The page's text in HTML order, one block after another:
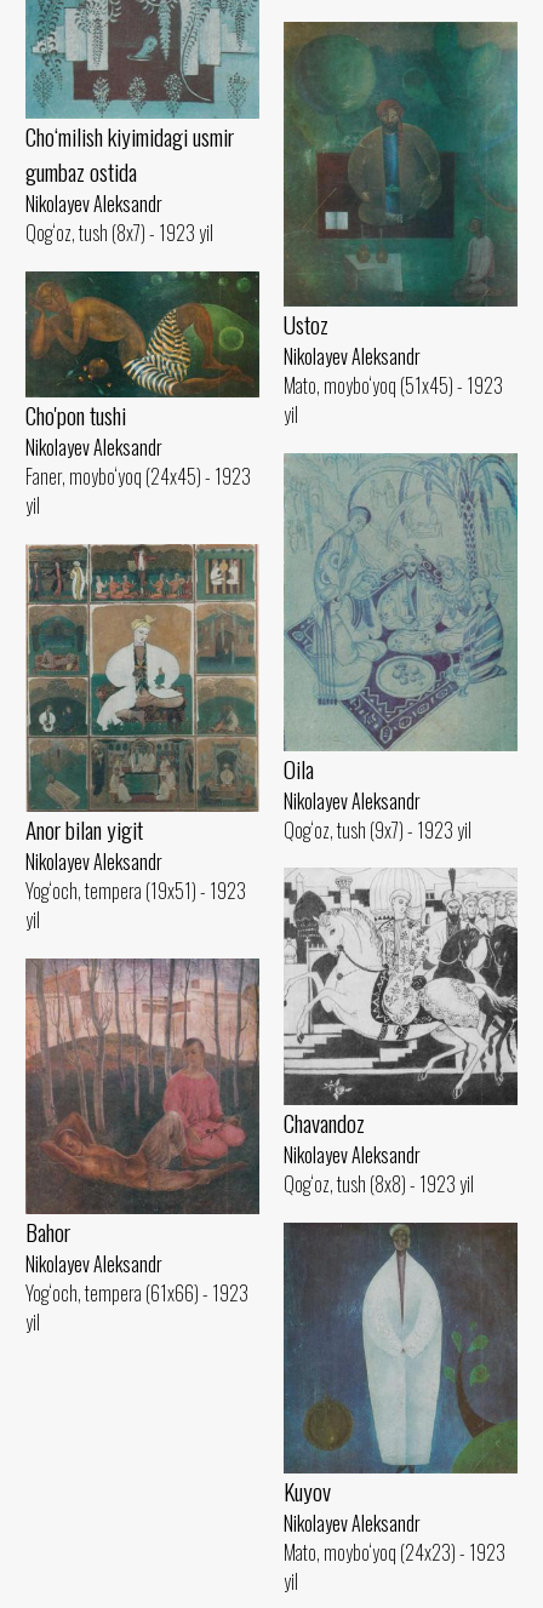
Cho‘milish kiyimidagi usmir
gumbaz ostida
Nikolayev Aleksandr
Qog‘oz, tush (8x7) - 1923 yil
Ustoz
Nikolayev Aleksandr
Mato, moybo‘yoq (51x45) - 1923
yil
Cho'pon tushi
Nikolayev Aleksandr
Faner, moybo‘yoq (24x45) - 1923
yil
Oila
Nikolayev Aleksandr
Qog‘oz, tush (9x7) - 1923 yil
Anor bilan yigit
Nikolayev Aleksandr
Yog‘och, tempera (19x51) - 1923
yil
Chavandoz
Nikolayev Aleksandr
Qog‘oz, tush (8x8) - 1923 yil
Bahor
Nikolayev Aleksandr
Yog‘och, tempera (61x66) - 1923
yil
Kuyov
Nikolayev Aleksandr
Mato, moybo‘yoq (24x23) - 1923
yil